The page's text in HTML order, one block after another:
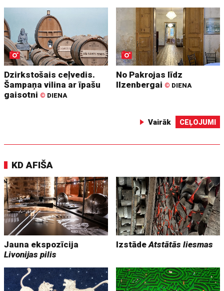
Dzirkstošais ceļvedis.
Šampaņa vilina ar īpašu
gaisotni © DIENA
No Pakrojas līdz
Ilzenbergai © DIENA
Vairāk CEĻOJUMI
KD AFIŠA
Jauna ekspozīcija
Livonijas pilis
IzstādeAtstātās liesmas